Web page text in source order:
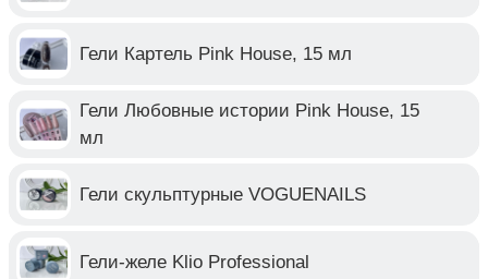
Гели Картель Pink House, 15 мл
Гели Любовные истории Pink House, 15
мл
Гели скульптурные VOGUENAILS
Гели-желе Klio Professional